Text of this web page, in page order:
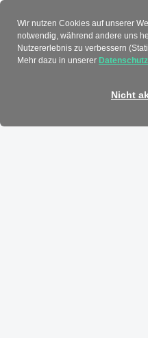
Wir nutzen Cookies auf unserer
notwendig, während andere uns
Nutzererlebnis zu verbessern
Mehr dazu in unserer
Nicht